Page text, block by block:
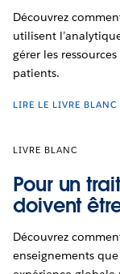
Découvrez
utilisent
gérer les
patients.
LIRE LE LIVRE BLANC
LIVRE BLANC
Pour un
doivent
Découvrez
enseignements